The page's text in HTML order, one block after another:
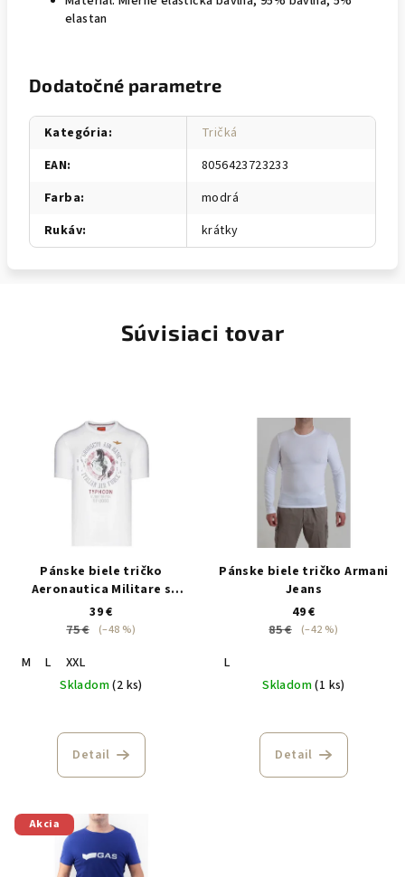
elastan
Dodatočné parametre
Kategória:
Tričká
EAN:
8056423723233
Farba:
modrá
Rukáv: krátky
Súvisiaci tovar
Pánske biele tričko
Aeronautica Militare s
potlačou koňa
39 €
75 €
(–48 %)
M L
XXL
Skladom(2 ks)
Detail
Pánske biele tričko Armani
Jeans
49 €
85 €
(–42 %)
L
Skladom(1 ks)
Detail
Akcia